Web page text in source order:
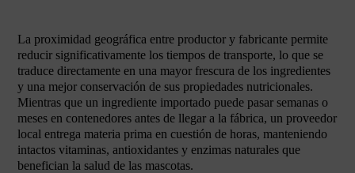
La proximidad geográfica entre productor y fabricante permite
reducir significativamente los tiempos de transporte, lo que se
traduce directamente en una mayor frescura de los ingredientes
y una mejor conservación de sus propiedades nutricionales.
Mientras que un ingrediente importado puede pasar semanas o
meses en contenedores antes de llegar a la fábrica, un proveedor
local entrega materia prima en cuestión de horas, manteniendo
intactos vitaminas, antioxidantes y enzimas naturales que
benefician la salud de las mascotas.